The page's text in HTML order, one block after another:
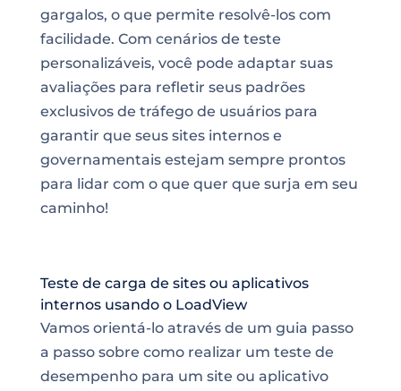
gargalos, o que permite resolvê-los com
facilidade. Com cenários de teste
personalizáveis, você pode adaptar suas
avaliações para refletir seus padrões
exclusivos de tráfego de usuários para
garantir que seus sites internos e
governamentais estejam sempre prontos
para lidar com o que quer que surja em seu
caminho!
Teste de carga de sites ou aplicativos
internos usando o LoadView
Vamos orientá-lo através de um guia passo
a passo sobre como realizar um teste de
desempenho para um site ou aplicativo